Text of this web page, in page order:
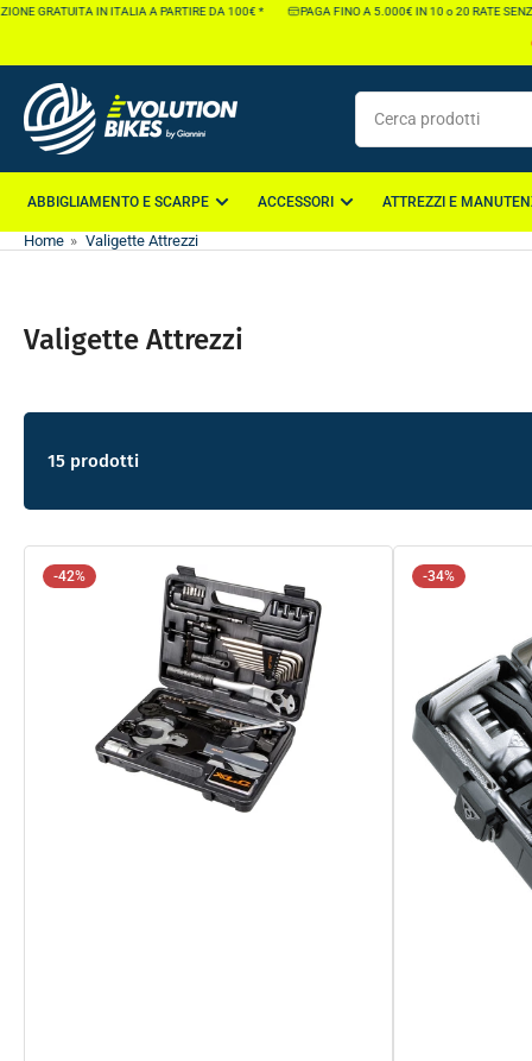
Vai
ai
contenuti
GRATUITA IN ITALIA A PARTIRE DA 100€ * PAGA FINO A 5.000€ IN 10 o 20 RATE SENZA
Cerca
prodotti
ABBIGLIAMENTO E SCARPE ACCESSORI ATTREZZI E
Home » Valigette Attrezzi
Valigette Attrezzi
15 prodotti
-42% -34%